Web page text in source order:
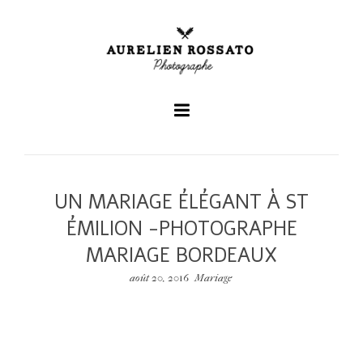
UN MARIAGE ÉLÉGANT À ST
ÉMILION -PHOTOGRAPHE
MARIAGE BORDEAUX
août 20, 2016 Mariage